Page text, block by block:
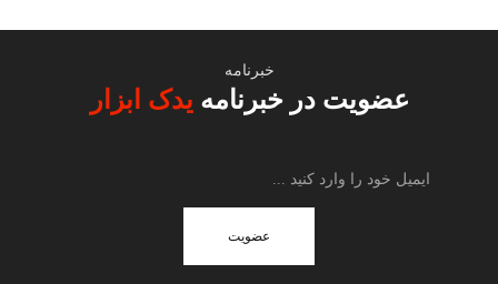
خبرنامه
عضویت در خبرنامه یدک ابزار
عضویت